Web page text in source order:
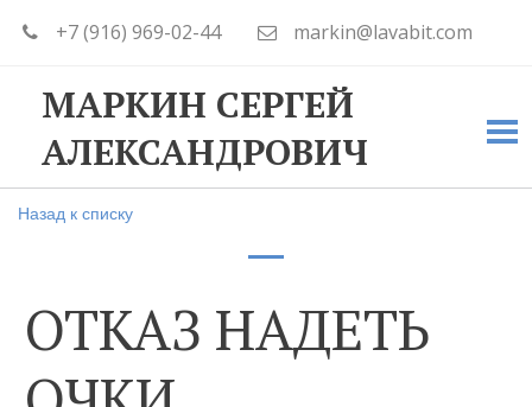
+7 (916) 969-02-44 markin@lavabit.com
МАРКИН СЕРГЕЙ
АЛЕКСАНДРОВИЧ
Назад к списку
ОТКАЗ НАДЕТЬ